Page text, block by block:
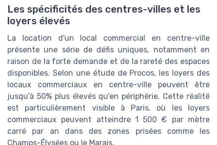
Les spécificités des centres-villes et les
loyers élevés
La location d'un local commercial en centre-ville
présente une série de défis uniques, notamment en
raison de la forte demande et de la rareté des espaces
disponibles. Selon une étude de Procos, les loyers des
locaux commerciaux en centre-ville peuvent être
jusqu'à 50% plus élevés qu'en périphérie. Cette réalité
est particulièrement visible à Paris, où les loyers
commerciaux peuvent atteindre 1 500 € par mètre
carré par an dans des zones prisées comme les
Champs-Élysées ou le Marais.